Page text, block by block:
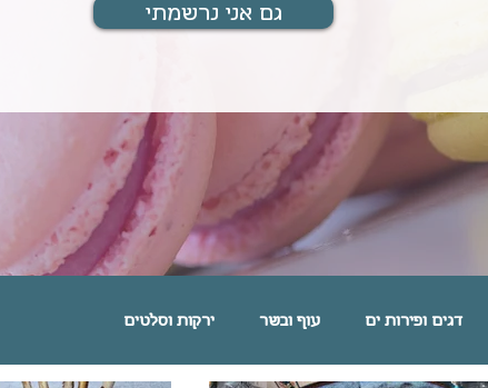
גם אני נרשמתי
דגים ופירות ים עוף ובשר ירקות וסלטים